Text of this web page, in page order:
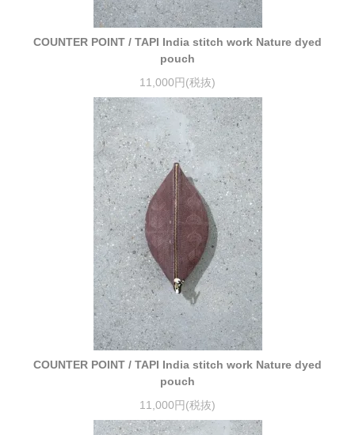
COUNTER POINT / TAPI India stitch work Nature dyed
pouch
11,000円(税抜)
COUNTER POINT / TAPI India stitch work Nature dyed
pouch
11,000円(税抜)